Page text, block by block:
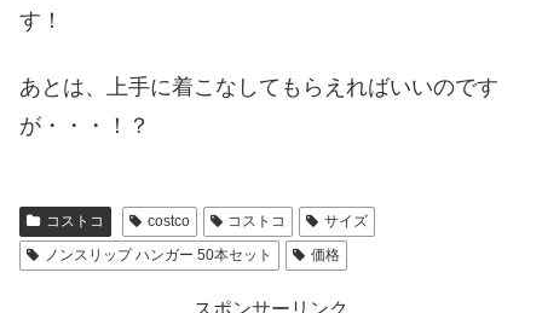
す！
あとは、上手に着こなしてもらえればいいのです
が・・・！？
コストコ costco コストコ
サイズ
ノンスリップ ハンガー 50本セット
価格
スポンサーリンク